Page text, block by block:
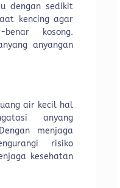
dengan sedikit
kencing agar
kosong.
anyangan
air kecil hal
anyang
menjaga
risiko
kesehatan